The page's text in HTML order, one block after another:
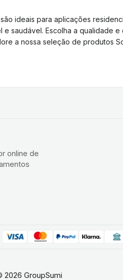
são ideais para aplicações
saudável. Escolha a qualidade
a nossa seleção de produtos
online de
2026 GroupSumi